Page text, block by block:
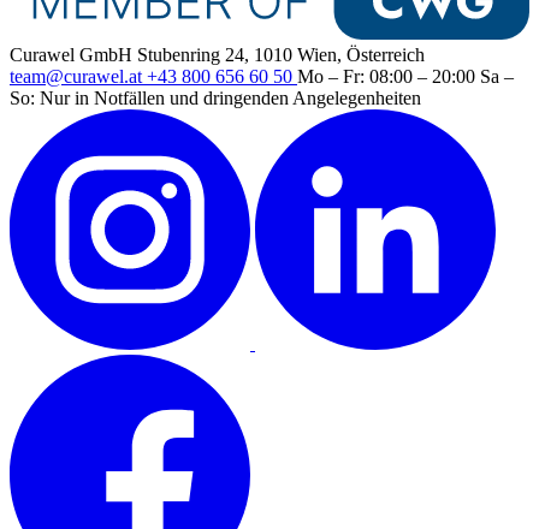
Curawel GmbH Stubenring 24, 1010 Wien, Österreich
team@curawel.at +43 800 656 60 50 Mo – Fr: 08:00 – 20:00 Sa –
So: Nur in Notfällen und dringenden Angelegenheiten